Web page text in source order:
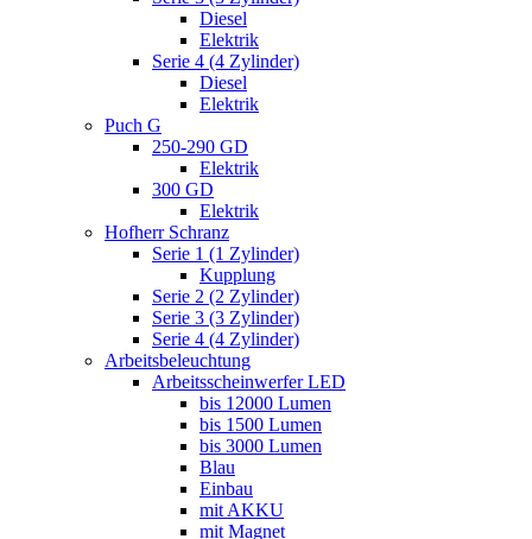
Diesel
Elektrik
Serie 4 (4 Zylinder)
Diesel
Elektrik
Puch G
250-290 GD
Elektrik
300 GD
Elektrik
Hofherr Schranz
Serie 1 (1 Zylinder)
Kupplung
Serie 2 (2 Zylinder)
Serie 3 (3 Zylinder)
Serie 4 (4 Zylinder)
Arbeitsbeleuchtung
Arbeitsscheinwerfer LED
bis 12000 Lumen
bis 1500 Lumen
bis 3000 Lumen
Blau
Einbau
mit AKKU
mit Magnet